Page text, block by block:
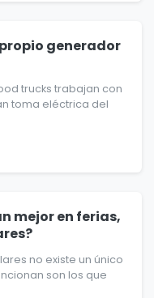
generador
trucks trabajan con
toma eléctrica del
mejor en ferias,
no existe un único
son los que